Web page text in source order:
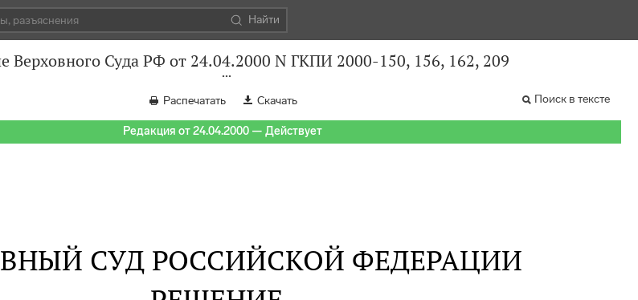
Найти
Верховного Суда РФ от 24.04.2000 N ГКПИ 2000-150, 156, 162, 209
Распечатать Скачать Поиск в тексте
Редакция от 24.04.2000 — Действует
СУД РОССИЙСКОЙ ФЕДЕРАЦИИ